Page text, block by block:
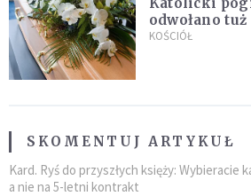
Katolicki
odwołano
uroczystością.
KOŚCIÓŁ
SKOMENTUJ ARTYKUŁ
Kard. Ryś do przyszłych księży: Wybieracie
a nie na 5-letni kontrakt